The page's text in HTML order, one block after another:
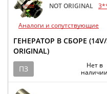
NOT ORIGINAL
Аналоги и сопутствующие
ГЕНЕРАТОР В СБОРЕ (14V/
ORIGINAL)
ПЗ
Нет в
наличии